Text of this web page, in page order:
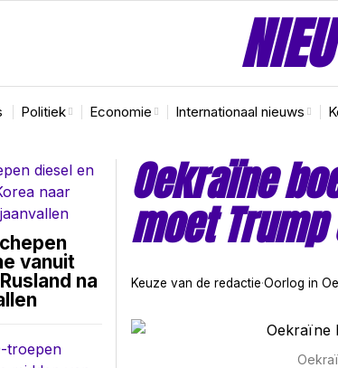
Politiek Economie Internationaal nieuws
Oekraïne
moet
Keuze van de redactie·Oorlog in
vanuit
na